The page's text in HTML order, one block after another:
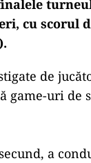
cu scorul
de
game-uri de
a